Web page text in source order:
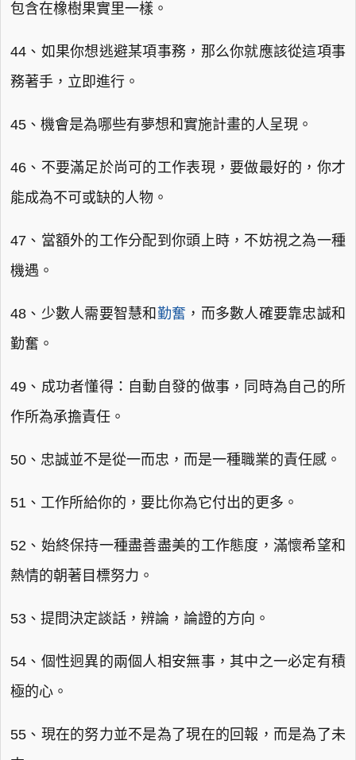
包含在橡樹果實里一樣。
44、如果你想逃避某項事務，那么你就應該從這項事
務著手，立即進行。
45、機會是為哪些有夢想和實施計畫的人呈現。
46、不要滿足於尚可的工作表現，要做最好的，你才
能成為不可或缺的人物。
47、當額外的工作分配到你頭上時，不妨視之為一種
機遇。
48、少數人需要智慧和 勤奮 ，而多數人確要靠忠誠和
勤奮。
49、成功者懂得：自動自發的做事，同時為自己的所
作所為承擔責任。
50、忠誠並不是從一而忠，而是一種職業的責任感。
51、工作所給你的，要比你為它付出的更多。
52、始終保持一種盡善盡美的工作態度，滿懷希望和
熱情的朝著目標努力。
53、提問決定談話，辨論，論證的方向。
54、個性迥異的兩個人相安無事，其中之一必定有積
極的心。
55、現在的努力並不是為了現在的回報，而是為了未